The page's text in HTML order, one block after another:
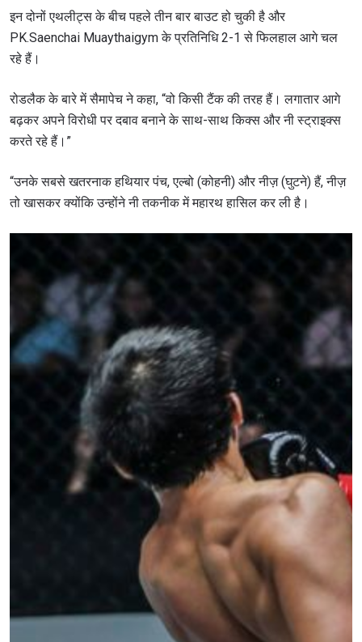
इन दोनों एथलीट्स के बीच पहले तीन बार बाउट हो चुकी है और
PK.Saenchai Muaythaigym के प्रतिनिधि 2-1 से फिलहाल आगे चल
रहे हैं।
रोडलैक के बारे में सैमापेच ने कहा, “वो किसी टैंक की तरह हैं। लगातार आगे
बढ़कर अपने विरोधी पर दबाव बनाने के साथ-साथ किक्स और नी स्ट्राइक्स
करते रहे हैं।”
“उनके सबसे खतरनाक हथियार पंच, एल्बो (कोहनी) और नीज़ (घुटने) हैं, नीज़
तो खासकर क्योंकि उन्होंने नी तकनीक में महारथ हासिल कर ली है।